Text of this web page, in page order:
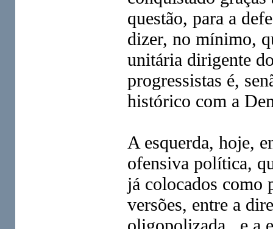
questão, para a
dizer, no mínimo,
unitária dirigente
progressistas é,
histórico com a
A esquerda, hoje,
ofensiva política,
já colocados como
versões, entre a